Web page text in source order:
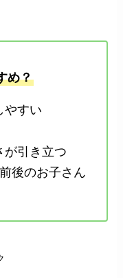
め？
やすい
が引き立つ
後のお子さん